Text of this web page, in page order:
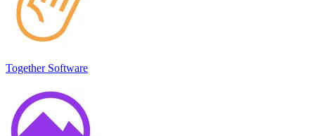
Together Software